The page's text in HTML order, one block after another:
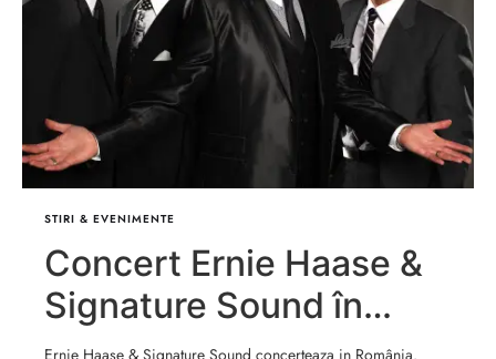
STIRI & EVENIMENTE
Concert Ernie Haase &
Signature Sound în
Romania
Ernie Haase & Signature Sound concerteaza in România.